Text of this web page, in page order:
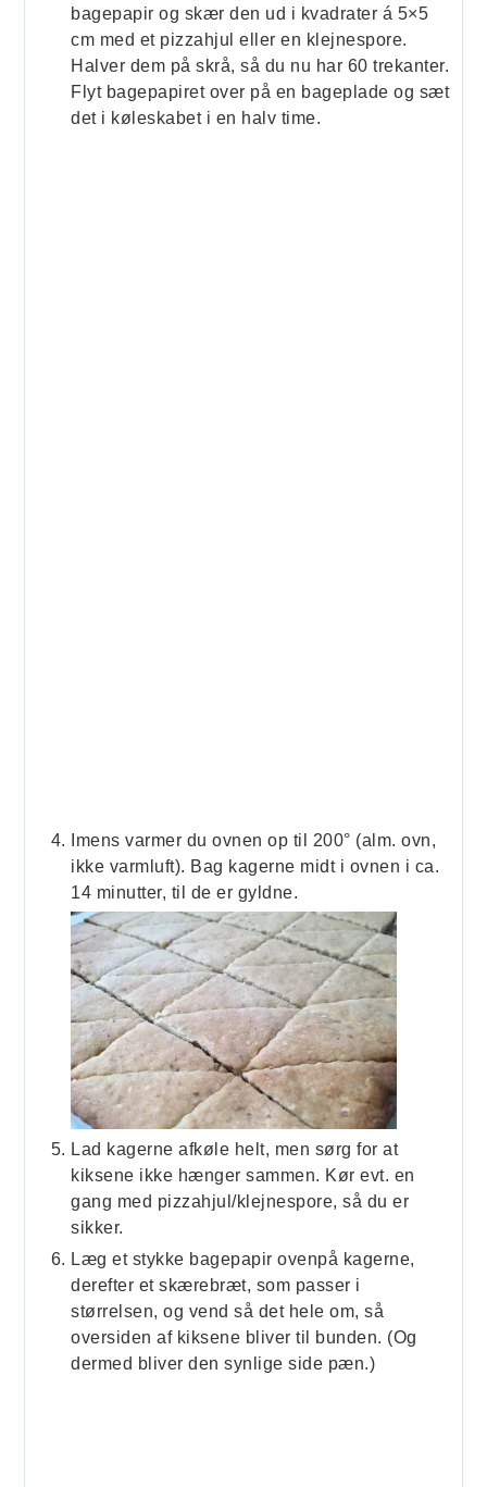
bagepapir og skær den ud i kvadrater á 5×5
cm med et pizzahjul eller en klejnespore.
Halver dem på skrå, så du nu har 60 trekanter.
Flyt bagepapiret over på en bageplade og sæt
det i køleskabet i en halv time.
Imens varmer du ovnen op til 200° (alm. ovn,
ikke varmluft). Bag kagerne midt i ovnen i ca.
14 minutter, til de er gyldne.
Lad kagerne afkøle helt, men sørg for at
kiksene ikke hænger sammen. Kør evt. en
gang med pizzahjul/klejnespore, så du er
sikker.
Læg et stykke bagepapir ovenpå kagerne,
derefter et skærebræt, som passer i
størrelsen, og vend så det hele om, så
oversiden af kiksene bliver til bunden. (Og
dermed bliver den synlige side pæn.)